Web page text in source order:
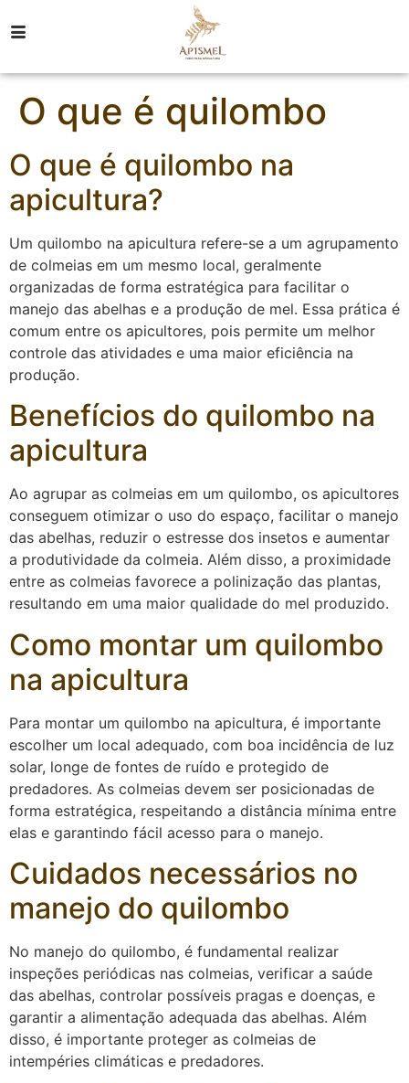
O que é quilombo
O que é quilombo na
apicultura?
Um quilombo na apicultura refere-se a um agrupamento
de colmeias em um mesmo local, geralmente
organizadas de forma estratégica para facilitar o
manejo das abelhas e a produção de mel. Essa prática é
comum entre os apicultores, pois permite um melhor
controle das atividades e uma maior eficiência na
produção.
Benefícios do quilombo na
apicultura
Ao agrupar as colmeias em um quilombo, os apicultores
conseguem otimizar o uso do espaço, facilitar o manejo
das abelhas, reduzir o estresse dos insetos e aumentar
a produtividade da colmeia. Além disso, a proximidade
entre as colmeias favorece a polinização das plantas,
resultando em uma maior qualidade do mel produzido.
Como montar um quilombo
na apicultura
Para montar um quilombo na apicultura, é importante
escolher um local adequado, com boa incidência de luz
solar, longe de fontes de ruído e protegido de
predadores. As colmeias devem ser posicionadas de
forma estratégica, respeitando a distância mínima entre
elas e garantindo fácil acesso para o manejo.
Cuidados necessários no
manejo do quilombo
No manejo do quilombo, é fundamental realizar
inspeções periódicas nas colmeias, verificar a saúde
das abelhas, controlar possíveis pragas e doenças, e
garantir a alimentação adequada das abelhas. Além
disso, é importante proteger as colmeias de
intempéries climáticas e predadores.